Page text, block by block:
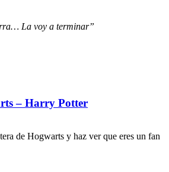
La voy a terminar”
– Harry Potter
de Hogwarts y haz ver que eres un fan